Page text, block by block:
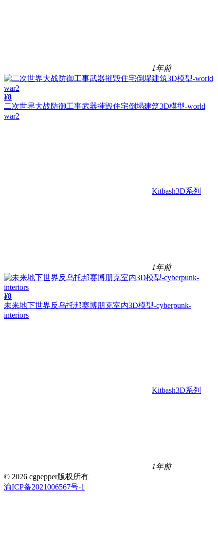
1年前
¥8
二次世界大战防御工事武器摧毁住宅倒塌建筑3D模型-world
war2
Kitbash3D系列
1年前
¥8
未来地下世界反乌托邦赛博朋克室内3D模型-cyberpunk-
interiors
Kitbash3D系列
1年前
© 2026 cgpepper版权所有
渝ICP备2021006567号-1